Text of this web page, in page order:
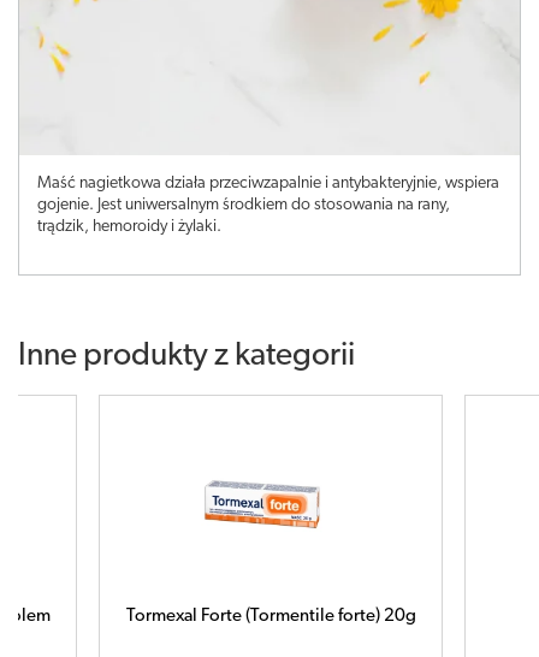
Maść nagietkowa działa przeciwzapalnie i antybakteryjnie, wspiera
gojenie. Jest uniwersalnym środkiem do stosowania na rany,
trądzik, hemoroidy i żylaki.
Inne produkty z kategorii
20g MAŚĆ BORNA 30g